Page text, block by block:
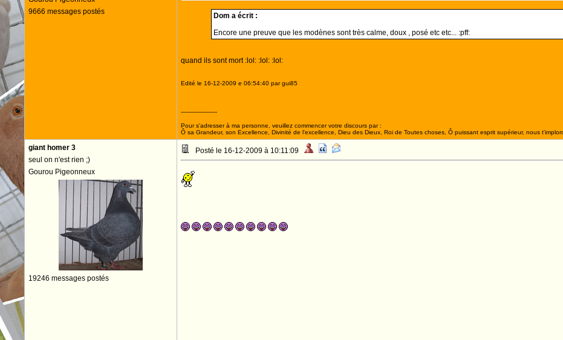
9666 messages postés
Dom a écrit :
Encore une preuve que les modènes sont très calme, doux , posé etc etc... :pff:
quand ils sont mort :lol: :lol: :lol:
Edité le 16-12-2009 e 06:54:40 par gui85
--------------------
Pour s'adresser à ma personne, veuillez commencer votre discours par :
Ô sa Grandeur, son Excellence, Divinité de l'excellence, Dieu des Dieux, Roi de Toutes choses, Ô puissant esprit supérieur, nous
giant homer 3
seul on n'est rien ;)
Gourou Pigeonneux
19246 messages postés
Posté le 16-12-2009 à 10:11:09